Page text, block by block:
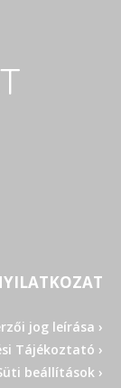
jog leírása ›
Tájékoztató ›
beállítások ›